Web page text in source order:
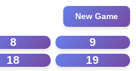
New Game
8
9
18
19